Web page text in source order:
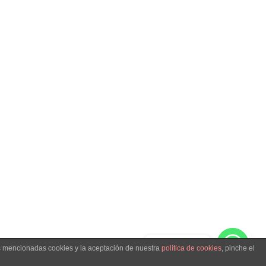
cookies y la aceptación de nuestra política de cookies, pinche el
Hablemos